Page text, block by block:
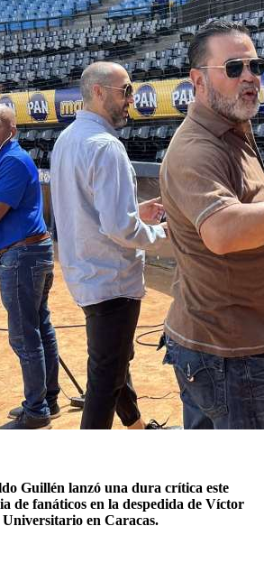
Guillén lanzó una dura crítica este
de fanáticos en la despedida de Víctor
en Caracas.